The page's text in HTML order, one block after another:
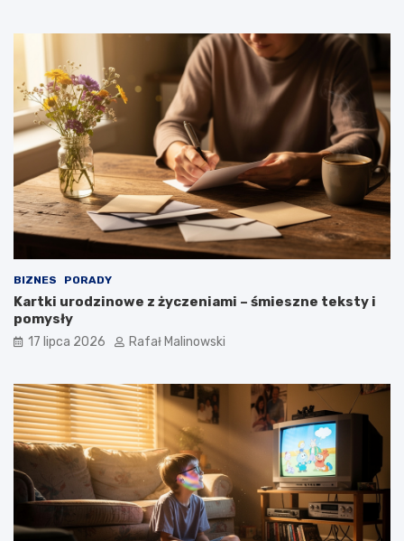
BIZNES PORADY
Kartki urodzinowe z życzeniami – śmieszne teksty i
pomysły
17 lipca 2026 Rafał Malinowski